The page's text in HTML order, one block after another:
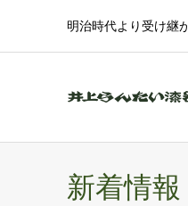
明治時代より受け継
新着情報